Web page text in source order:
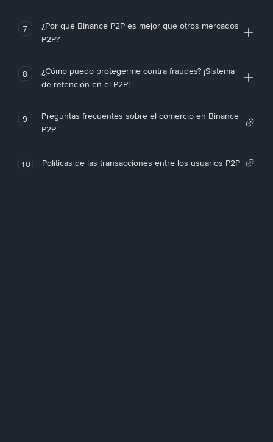
7
¿Por qué Binance P2P es mejor que otros mercados
P2P?
8
¿Cómo puedo protegerme contra fraudes? ¡Sistema
de retención en el P2P!
9
Preguntas frecuentes sobre el comercio en Binance
P2P
10 Políticas de las transacciones entre los usuarios P2P